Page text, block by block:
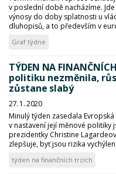
v poslední době nacházíme.
výnosy do doby splatnosti u
dluhopisů, a to především v
Graf týdne
TÝDEN NA
politiku nezměnila,
zůstane slabý
27. 1. 2020
Minulý týden zasedala
v nastavení její měnové politiky
prezidentky Christine
zlepšuje, byť jsou rizika
týden na finančních trzích